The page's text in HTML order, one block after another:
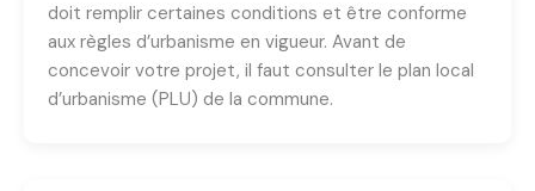
doit remplir certaines conditions et être conforme
aux règles d’urbanisme en vigueur. Avant de
concevoir votre projet, il faut consulter le plan local
d’urbanisme (PLU) de la commune.